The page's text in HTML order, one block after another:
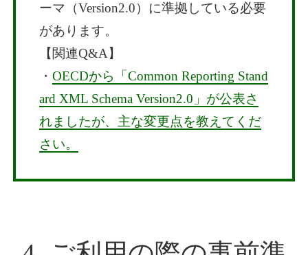
ーマ（Version2.0）に準拠している必要
があります。
【関連Q&A】
・ OECDから「Common Reporting Stand
ard XML Schema Version2.0」が公表さ
れましたが、主な変更点を教えてくだ
さい。